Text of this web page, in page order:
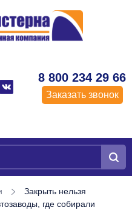
8 800 234 29 66
Заказать звонок
Закрыть нельзя
где собирали